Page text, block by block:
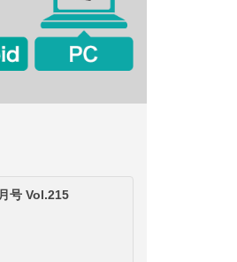
号 Vol.215